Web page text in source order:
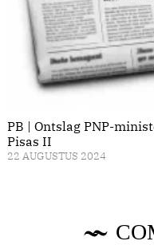
PB | Ontslag PNP-
Pisas II
22 AUGUSTUS 2024